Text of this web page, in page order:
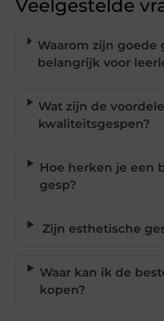
Veelgestelde
Waarom zijn goede
belangrijk voor
Wat zijn de
kwaliteitsgespen?
Hoe herken je een
gesp?
Zijn esthetische
Waar kan ik de
kopen?